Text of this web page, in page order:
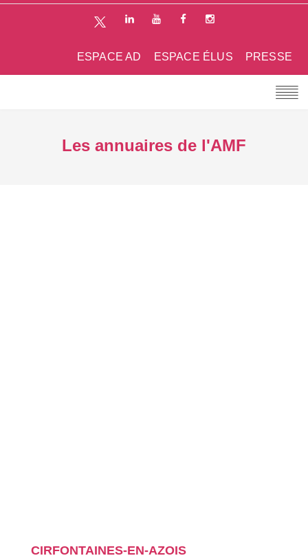
PRESSE
ESPACE ÉLUS
ESPACE AD
Les annuaires de l'AMF
CIRFONTAINES-EN-AZOIS